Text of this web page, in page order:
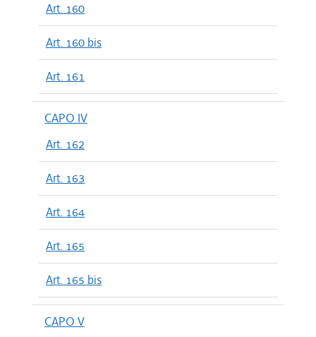
Art. 160
Art. 160 bis
Art. 161
CAPO IV
Art. 162
Art. 163
Art. 164
Art. 165
Art. 165 bis
CAPO V